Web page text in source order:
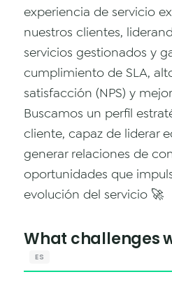
Data & Analytics
Vision AI
IoT
Cloud Native Apps
AI Virtual Assistant -
experiencia de servicio
nuestros clientes,
servicios gestionados y
cumplimiento de SLA,
satisfacción (NPS) y
Buscamos un perfil
cliente, capaz de liderar
generar relaciones de
oportunidades que
evolución del servicio 🚀
What challenges
ES